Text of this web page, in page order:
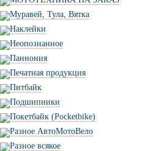
Муравей, Тула, Вятка
Наклейки
Неопознанное
Паннония
Печатная продукция
Питбайк
Подшипники
Покетбайк (Pocketbike)
Разное АвтоМотоВело
Разное всякое